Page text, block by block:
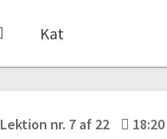
Kat
Lektion nr. 7 af 22 18:20